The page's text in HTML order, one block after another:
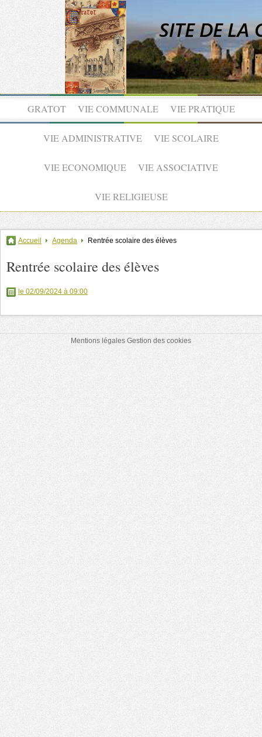
GRATOT VIE COMMUNALE VIE PRATIQUE
VIE ADMINISTRATIVE VIE SCOLAIRE
VIE ECONOMIQUE VIE ASSOCIATIVE
VIE RELIGIEUSE
Accueil Agenda Rentrée scolaire des élèves
Rentrée scolaire des élèves
le 02/09/2024 à 09:00
Mentions légales Gestion des cookies